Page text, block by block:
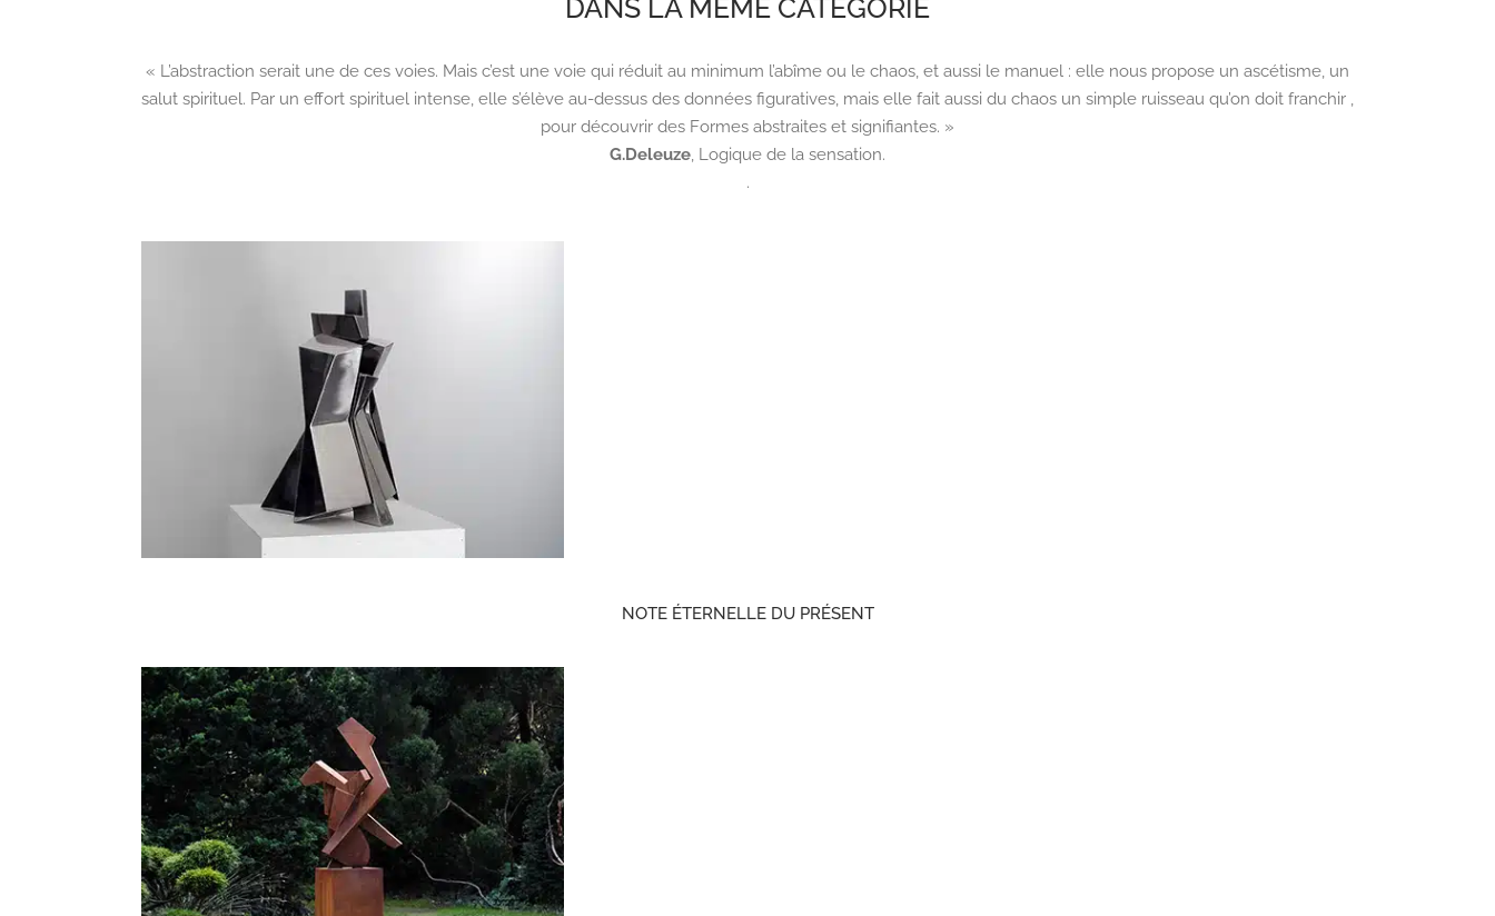
DANS LA MÊME CATÉGORIE
« L’abstraction serait une de ces voies. Mais c’est une voie qui réduit au minimum l’abîme ou le chaos, et aussi le manuel : elle nous propose un ascétisme, un
salut spirituel. Par un effort spirituel intense, elle s’élève au-dessus des données figuratives, mais elle fait aussi du chaos un simple ruisseau qu’on doit franchir ,
pour découvrir des Formes abstraites et signifiantes. »
G.Deleuze, Logique de la sensation.
.
NOTE ÉTERNELLE DU PRÉSENT